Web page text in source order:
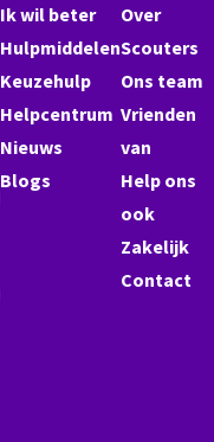
Ik wil beter
Hulpmiddelen
Keuzehulp
Helpcentrum
Nieuws
Blogs
Over
Scouters
Ons team
Vrienden
van
Help ons
ook
Zakelijk
Contact